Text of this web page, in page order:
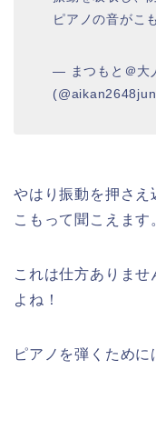
ピアノの音がこ
— まつもと＠大
やはり振動を押さえ
こもって聞こえます
これは仕方ありま
よね！
ピアノを弾くために